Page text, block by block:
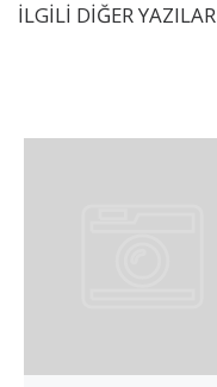
İLGILI DIĞER YAZILAR